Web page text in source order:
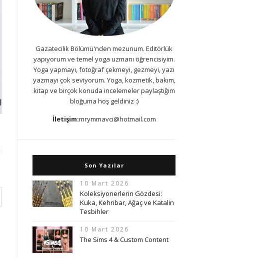
Gazatecilik Bölümü'nden mezunum. Editörlük
yapıyorum ve temel yoga uzmanı öğrencisiyim.
Yoga yapmayı, fotoğraf çekmeyi, gezmeyi, yazı
yazmayı çok seviyorum. Yoga, kozmetik, bakım,
kitap ve birçok konuda incelemeler paylaştığım
bloğuma hoş geldiniz :)
İletişim:mrymmavci@hotmail.com
Son Yazılar
10 Mart 2026
Koleksiyonerlerin Gözdesi:
Kuka, Kehribar, Ağaç ve Katalin
Tesbihler
10 Mart 2026
The Sims 4 & Custom Content